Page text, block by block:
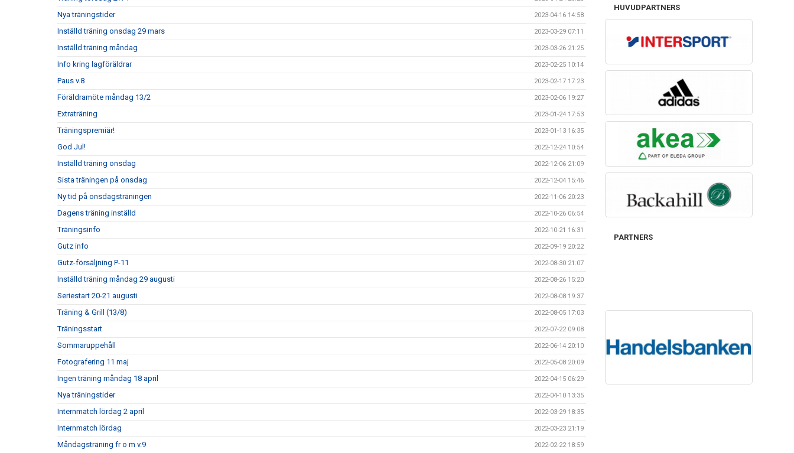
Nya träningstider 2023-04-16 14:58
Inställd träning onsdag 29 mars 2023-03-29 07:11
Inställd träning måndag 2023-03-26 21:25
Info kring lagföräldrar 2023-02-25 10:14
Paus v.8 2023-02-17 17:23
Föräldramöte måndag 13/2 2023-02-06 19:27
Extraträning 2023-01-24 17:53
Träningspremiär! 2023-01-13 16:35
God Jul! 2022-12-24 10:54
Inställd träning onsdag 2022-12-06 21:09
Sista träningen på onsdag 2022-12-04 15:46
Ny tid på onsdagsträningen 2022-11-06 20:23
Dagens träning inställd 2022-10-26 06:54
Träningsinfo 2022-10-21 16:31
Gutz info 2022-09-19 20:22
Gutz-försäljning P-11 2022-08-30 21:07
Inställd träning måndag 29 augusti 2022-08-26 15:20
Seriestart 20-21 augusti 2022-08-08 19:37
Träning & Grill (13/8) 2022-08-05 17:03
Träningsstart 2022-07-22 09:08
Sommaruppehåll 2022-06-14 20:10
Fotografering 11 maj 2022-05-08 20:09
Ingen träning måndag 18 april 2022-04-15 06:29
Nya träningstider 2022-04-10 13:35
Internmatch lördag 2 april 2022-03-29 18:35
Internmatch lördag 2022-03-23 21:19
Måndagsträning fr o m v.9 2022-02-22 18:59
HUVUDPARTNERS
PARTNERS